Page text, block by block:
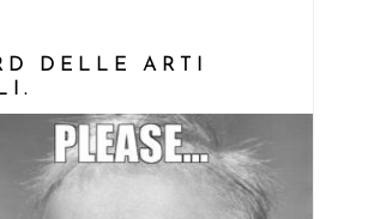
DELLE ARTI